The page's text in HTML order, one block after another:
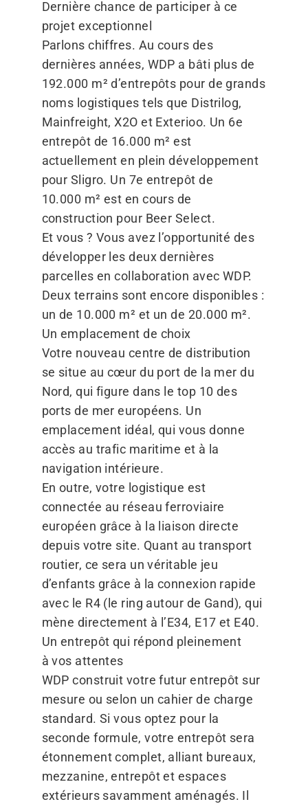
Dernière chance de participer à ce
projet exceptionnel
Parlons chiffres. Au cours des
dernières années, WDP a bâti plus de
192.000 m² d’entrepôts pour de grands
noms logistiques tels que Distrilog,
Mainfreight, X2O et Exterioo. Un 6e
entrepôt de 16.000 m² est
actuellement en plein développement
pour Sligro. Un 7e entrepôt de
10.000 m² est en cours de
construction pour Beer Select.
Et vous ? Vous avez l’opportunité des
développer les deux dernières
parcelles en collaboration avec WDP.
Deux terrains sont encore disponibles :
un de 10.000 m² et un de 20.000 m².
Un emplacement de choix
Votre nouveau centre de distribution
se situe au cœur du port de la mer du
Nord, qui figure dans le top 10 des
ports de mer européens. Un
emplacement idéal, qui vous donne
accès au trafic maritime et à la
navigation intérieure.
En outre, votre logistique est
connectée au réseau ferroviaire
européen grâce à la liaison directe
depuis votre site. Quant au transport
routier, ce sera un véritable jeu
d’enfants grâce à la connexion rapide
avec le R4 (le ring autour de Gand), qui
mène directement à l’E34, E17 et E40.
Un entrepôt qui répond pleinement
à vos attentes
WDP construit votre futur entrepôt sur
mesure ou selon un cahier de charge
standard. Si vous optez pour la
seconde formule, votre entrepôt sera
étonnement complet, alliant bureaux,
mezzanine, entrepôt et espaces
extérieurs savamment aménagés. Il